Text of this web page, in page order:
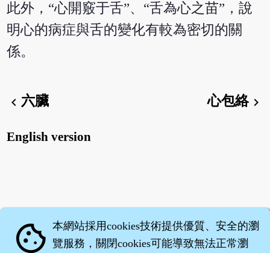
此外，“心開竅于舌”、“舌為心之苗”，說
明心的病症與舌的變化有較為密切的關
係。
chevron_left六臟 心包絡chevron_right
English version
cookie 本網站採用cookies技術提供優質、安全的瀏
覽服務，關閉cookies可能導致無法正常瀏